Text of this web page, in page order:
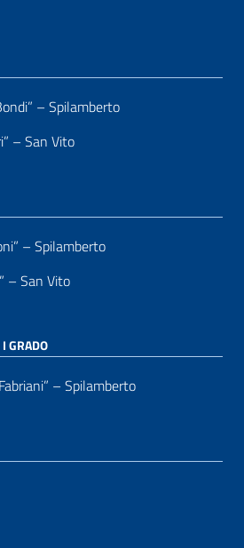
– Spilamberto
– San Vito
– Spilamberto
– San Vito
GRADO
– Spilamberto